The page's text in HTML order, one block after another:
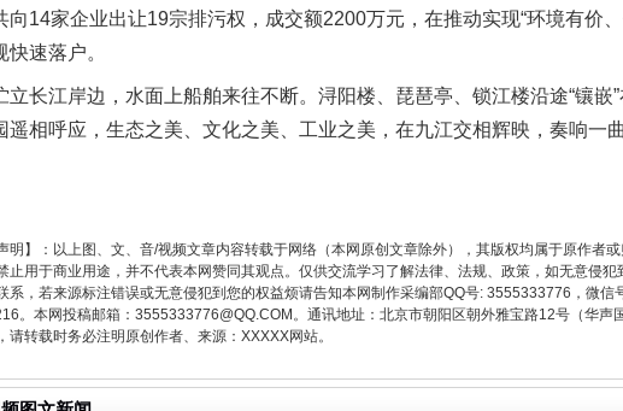
向14家企业出让19宗排污权，成交额2200万元，在推动实现“环境有价
快速落户。
江岸边，水面上船舶来往不断。浔阳楼、琵琶亭、锁江楼沿途“镶嵌”
遥相呼应，生态之美、文化之美、工业之美，在九江交相辉映，奏响一
声明】：以上图、文、音/视频文章内容转载于网络（本网原创文章除外），其版权均属于原作者
止用于商业用途，并不代表本网赞同其观点。仅供交流学习了解法律、法规、政策，如无意侵
系，若来源标注错误或无意侵犯到您的权益烦请告知本网制作采编部QQ号: 3555333776，微
。本网投稿邮箱：3555333776@QQ.COM。通讯地址：北京市朝阳区朝外雅宝路12号（华
请转载时务必注明原创作者、来源：XXXXX网站。